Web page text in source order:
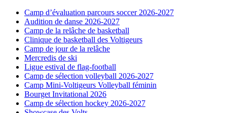
Camp d’évaluation parcours soccer 2026-2027
Audition de danse 2026-2027
Camp de la relâche de basketball
Clinique de basketball des Voltigeurs
Camp de jour de la relâche
Mercredis de ski
Ligue estival de flag-football
Camp de sélection volleyball 2026-2027
Camp Mini-Voltigeurs Volleyball féminin
Bourget Invitational 2026
Camp de sélection hockey 2026-2027